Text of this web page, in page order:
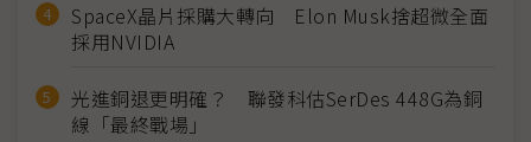
SpaceX晶片採購大轉向 Elon Musk捨超微全面
採用NVIDIA
光進銅退更明確？ 聯發科估SerDes 448G為銅
線「最終戰場」